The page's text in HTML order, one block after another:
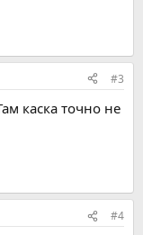
#3
каска точно не
#4